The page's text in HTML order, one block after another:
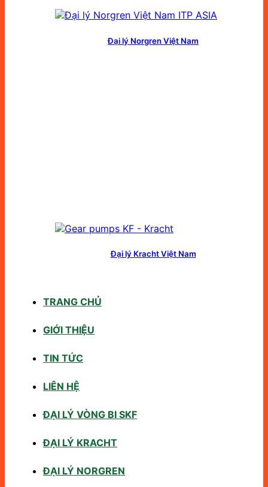
Đại lý Norgren Việt Nam
Đại lý Kracht Việt Nam
TRANG CHỦ
GIỚI THIỆU
TIN TỨC
LIÊN HỆ
ĐẠI LÝ VÒNG BI SKF
ĐẠI LÝ KRACHT
ĐẠI LÝ NORGREN